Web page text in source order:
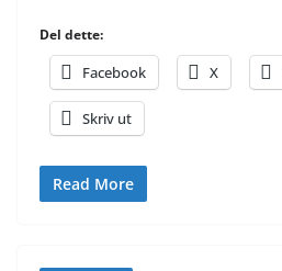
Del dette:
Facebook X
Skriv ut
Read More